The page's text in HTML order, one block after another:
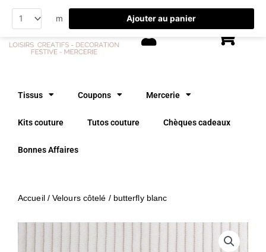
contenu
Tissus Coupons Mercerie
Kits couture Tutos couture Chèques cadeaux
Bonnes Affaires
Accueil/Velours côtelé / butterfly blanc
m Ajouter au panier